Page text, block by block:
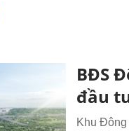
BĐS
đầu
Khu Đông